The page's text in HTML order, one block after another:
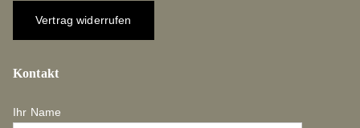
Vertrag widerrufen
Kontakt
Ihr Name